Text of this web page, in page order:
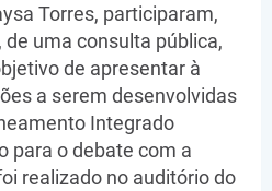
Torres, participaram,
uma consulta pública,
de apresentar à
a serem desenvolvidas
Integrado
para o debate com a
realizado no auditório do